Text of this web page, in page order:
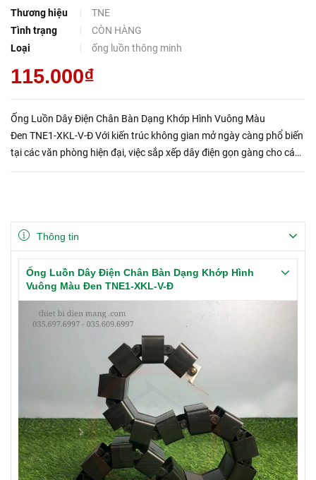
Thương hiệu
TNE
Tình trạng
CÒN HÀNG
Loại
ống luồn thông minh
115.000₫
Ống Luồn Dây Điện Chân Bàn Dạng Khớp Hình Vuông Màu
Đen TNE1-XKL-V-Đ Với kiến trúc không gian mở ngày càng phổ biến
tại các văn phòng hiện đại, việc sắp xếp dây điện gọn gàng cho các
Thông tin
Ống Luồn Dây Điện Chân Bàn Dạng Khớp Hình
Vuông Màu Đen TNE1-XKL-V-Đ